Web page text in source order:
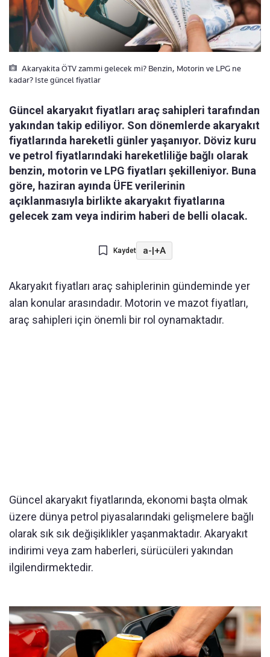
Akaryakita ÖTV zammi gelecek mi? Benzin, Motorin ve LPG ne
kadar? Iste güncel fiyatlar
Güncel akaryakıt fiyatları araç sahipleri tarafından
yakından takip ediliyor. Son dönemlerde akaryakıt
fiyatlarında hareketli günler yaşanıyor. Döviz kuru
ve petrol fiyatlarındaki hareketliliğe bağlı olarak
benzin, motorin ve LPG fiyatları şekilleniyor. Buna
göre, haziran ayında ÜFE verilerinin
açıklanmasıyla birlikte akaryakıt fiyatlarına
gelecek zam veya indirim haberi de belli olacak.
Kaydet a-|+A
Akaryakıt fiyatları araç sahiplerinin gündeminde yer
alan konular arasındadır. Motorin ve mazot fiyatları,
araç sahipleri için önemli bir rol oynamaktadır.
Güncel akaryakıt fiyatlarında, ekonomi başta olmak
üzere dünya petrol piyasalarındaki gelişmelere bağlı
olarak sık sık değişiklikler yaşanmaktadır. Akaryakıt
indirimi veya zam haberleri, sürücüleri yakından
ilgilendirmektedir.